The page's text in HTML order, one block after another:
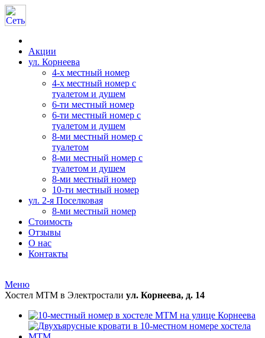
Акции
ул. Корнеева
4-х местный номер
4-х местный номер с
туалетом и душем
6-ти местный номер
6-ти местный номер с
туалетом и душем
8-ми местный номер с
туалетом
8-ми местный номер с
туалетом и душем
8-ми местный номер
10-ти местный номер
ул. 2-я Поселковая
8-ми местный номер
Стоимость
Отзывы
О нас
Контакты
Меню
Хостел МТМ в Электростали ул. Корнеева, д. 14